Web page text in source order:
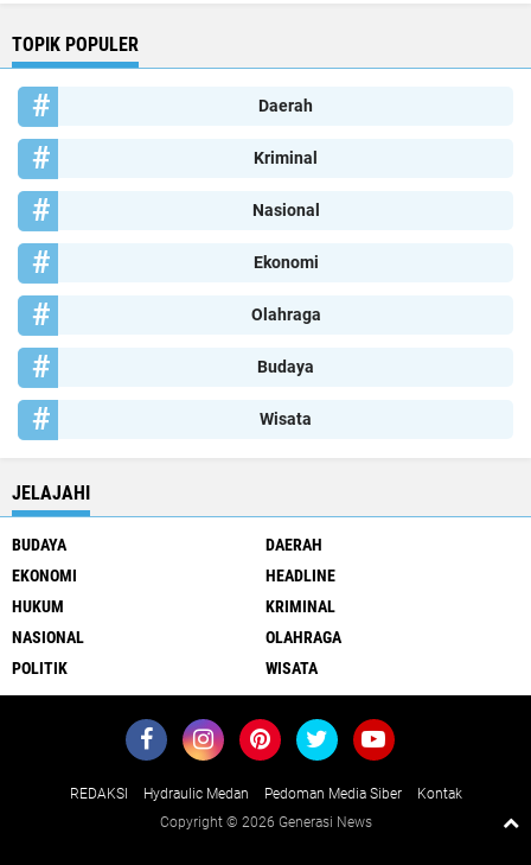
TOPIK POPULER
Daerah
Kriminal
Nasional
Ekonomi
Olahraga
Budaya
Wisata
JELAJAHI
BUDAYA
DAERAH
EKONOMI
HEADLINE
HUKUM
KRIMINAL
NASIONAL
OLAHRAGA
POLITIK
WISATA
REDAKSI Hydraulic Medan Pedoman Media Siber
Kontak
Copyright © 2026 Generasi News